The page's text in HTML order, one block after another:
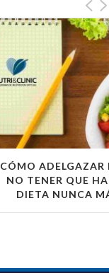
CÓMO ADELGAZAR
NO TENER QUE
DIETA NUNCA